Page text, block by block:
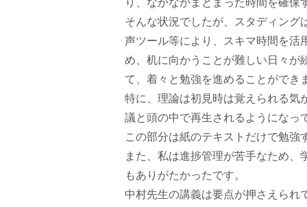
り、なかなかまとまった時間を確保
そんな状況でしたが、スタディング
声ツール等により、スキマ時間を活
め、机に向かうことが難しい日々が
て、着々と勉強を進めることができ
特に、理論は初見時は覚えられる気
議と頭の中で再生されるようになっ
この部分は紙のテキストだけで勉強
また、私は進捗管理が苦手なため、
もありがたかったです。
中村先生の講義は要点が押さえられ